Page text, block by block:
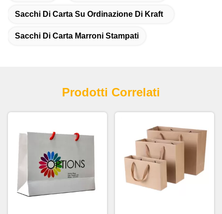
Sacchi Di Carta Su Ordinazione Di Kraft
Sacchi Di Carta Marroni Stampati
Prodotti Correlati